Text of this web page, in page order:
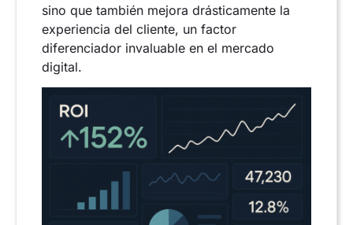
sino que también mejora drásticamente la
experiencia del cliente, un factor
diferenciador invaluable en el mercado
digital.